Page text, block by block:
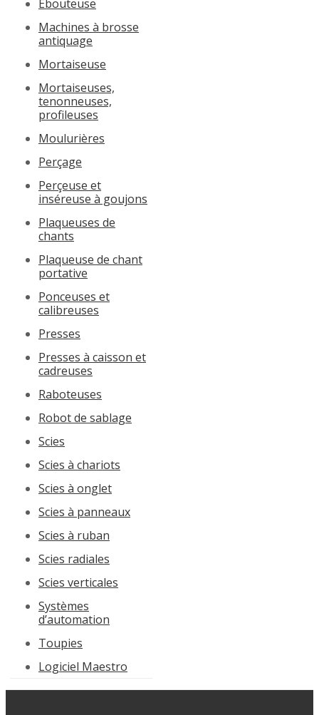
Ébouteuse
Machines à brosse
antiquage
Mortaiseuse
Mortaiseuses,
tenonneuses,
profileuses
Moulurières
Perçage
Perçeuse et
inséreuse à goujons
Plaqueuses de
chants
Plaqueuse de chant
portative
Ponceuses et
calibreuses
Presses
Presses à caisson et
cadreuses
Raboteuses
Robot de sablage
Scies
Scies à chariots
Scies à onglet
Scies à panneaux
Scies à ruban
Scies radiales
Scies verticales
Systèmes
d’automation
Toupies
Logiciel Maestro